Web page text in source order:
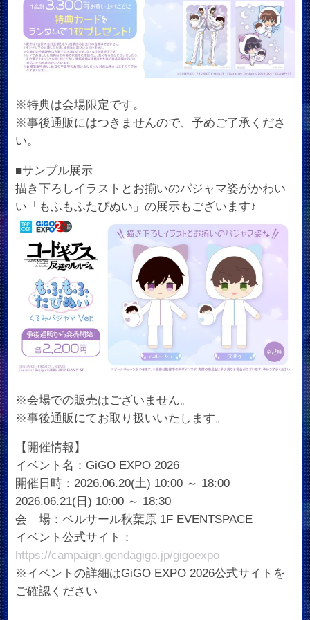
※特典は会場限定です。
※事後通販にはつきませんので、予めご了承くださ
い。
■サンプル展示
描き下ろしイラストとお揃いのパジャマ姿がかわい
い「もふもふたぴぬい」の展示もございます♪
※会場での販売はございません。
※事後通販にてお取り扱いいたします。
【開催情報】
イベント名：GiGO EXPO 2026
開催日時：2026.06.20(土) 10:00 ～ 18:00
2026.06.21(日) 10:00 ～ 18:30
会 場：ベルサール秋葉原 1F EVENTSPACE
イベント公式サイト：
https://campaign.gendagigo.jp/gigoexpo
※イベントの詳細はGiGO EXPO 2026公式サイトを
ご確認ください